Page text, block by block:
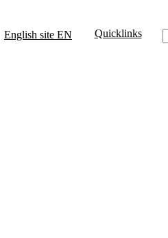
English site EN Quicklinks